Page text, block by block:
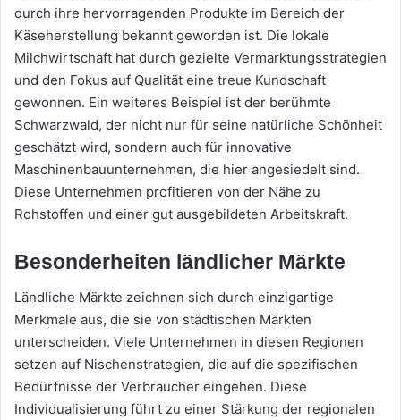
durch ihre hervorragenden Produkte im Bereich der
Käseherstellung bekannt geworden ist. Die lokale
Milchwirtschaft hat durch gezielte Vermarktungsstrategien
und den Fokus auf Qualität eine treue Kundschaft
gewonnen. Ein weiteres Beispiel ist der berühmte
Schwarzwald, der nicht nur für seine natürliche Schönheit
geschätzt wird, sondern auch für innovative
Maschinenbauunternehmen, die hier angesiedelt sind.
Diese Unternehmen profitieren von der Nähe zu
Rohstoffen und einer gut ausgebildeten Arbeitskraft.
Besonderheiten ländlicher Märkte
Ländliche Märkte zeichnen sich durch einzigartige
Merkmale aus, die sie von städtischen Märkten
unterscheiden. Viele Unternehmen in diesen Regionen
setzen auf Nischenstrategien, die auf die spezifischen
Bedürfnisse der Verbraucher eingehen. Diese
Individualisierung führt zu einer Stärkung der regionalen